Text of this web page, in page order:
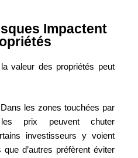
Impactent
valeur des propriétés peut
les zones touchées par
prix peuvent chuter
investisseurs y voient
que d’autres préfèrent éviter